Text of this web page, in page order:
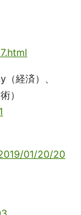
経済）、
）
01/20/20